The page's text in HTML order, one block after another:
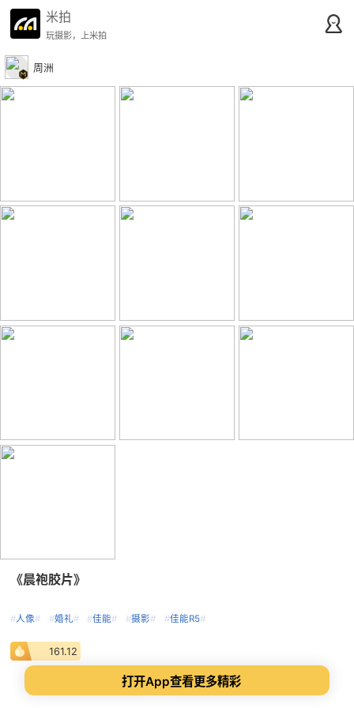
米拍
玩摄影，上米拍
周洲
《晨袍胶片》
#人像# #婚礼# #佳能# #摄影# #佳能R5#
161.12
打开App查看更多精彩